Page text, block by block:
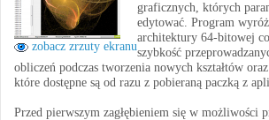
zobacz zrzuty ekranu
graficznych, których
edytować. Program
architektury 64-bitowej
szybkość
obliczeń podczas tworzenia nowych kształtów
które dostępne są od razu z pobieraną paczką z
Przed pierwszym zagłębieniem się w możliwości